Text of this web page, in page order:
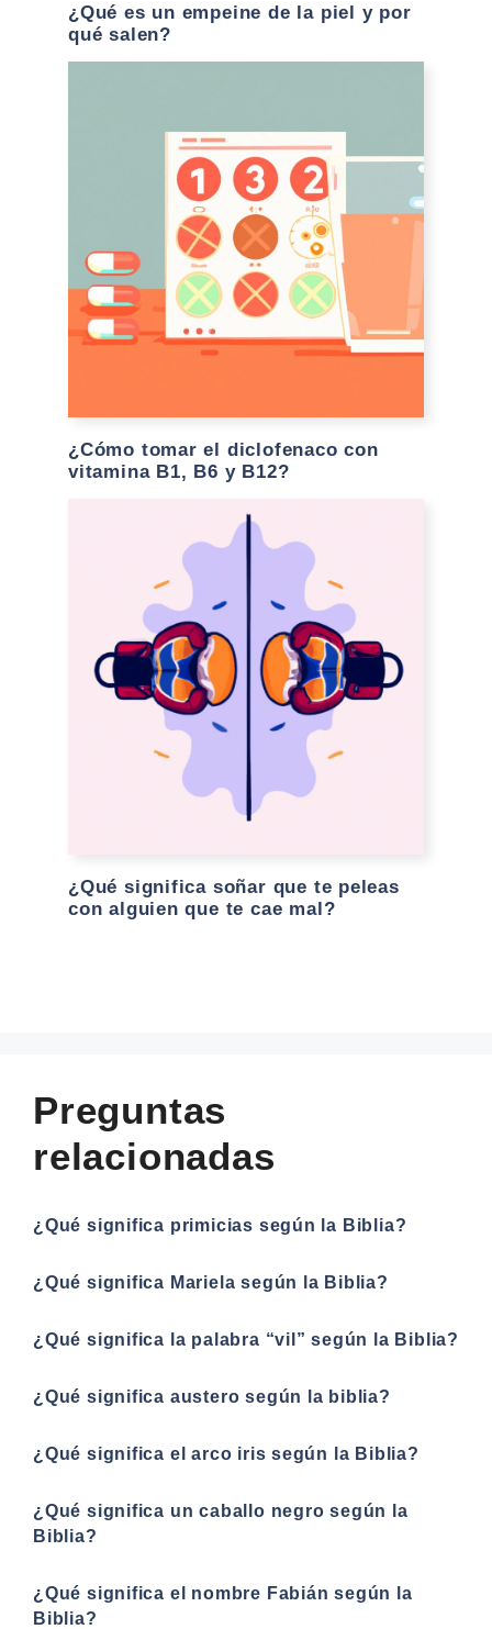
¿Qué es un empeine de la piel y por
qué salen?
¿Cómo tomar el diclofenaco con
vitamina B1, B6 y B12?
¿Qué significa soñar que te peleas
con alguien que te cae mal?
Preguntas
relacionadas
¿Qué significa primicias según la Biblia?
¿Qué significa Mariela según la Biblia?
¿Qué significa la palabra “vil” según la Biblia?
¿Qué significa austero según la biblia?
¿Qué significa el arco iris según la Biblia?
¿Qué significa un caballo negro según la
Biblia?
¿Qué significa el nombre Fabián según la
Biblia?